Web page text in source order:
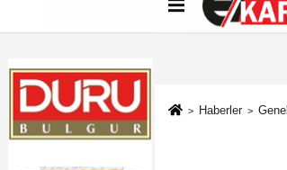
Künye İletişim
Haberler Genel